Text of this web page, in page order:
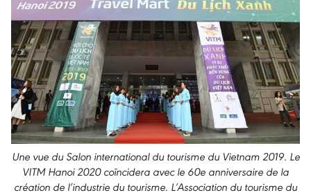
Une vue du Salon international du tourisme du Vietnam 2019. Le
VITM Hanoi 2020 coïncidera avec le 60e anniversaire de la
création de l’industrie du tourisme. L’Association du tourisme du